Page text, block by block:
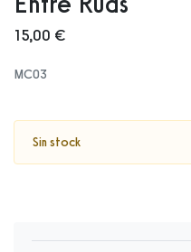
15,00 €
MC03
Sin stock